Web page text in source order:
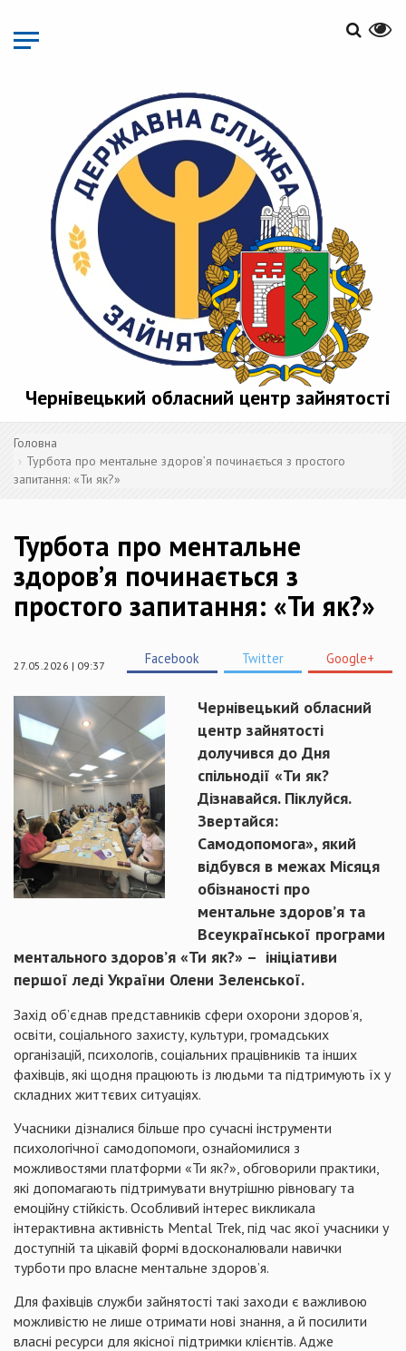
основного
матеріалу
Чернівецький обласний центр зайнятості
Головна
Турбота про ментальне здоров’я починається з простого
запитання: «Ти як?»
Турбота про ментальне
здоров’я починається з
простого запитання: «Ти як?»
27.05.2026 | 09:37 Facebook Twitter Google+
Чернівецький обласний
центр зайнятості
долучився до Дня
спільнодії «Ти як?
Дізнавайся. Піклуйся.
Звертайся:
Самодопомога», який
відбувся в межах Місяця
обізнаності про
ментальне здоров’я та
Всеукраїнської програми
ментального здоров’я «Ти як?» – ініціативи
першої леді України Олени Зеленської.
Захід об’єднав представників сфери охорони здоров’я,
освіти, соціального захисту, культури, громадських
організацій, психологів, соціальних працівників та інших
фахівців, які щодня працюють із людьми та підтримують їх у
складних життєвих ситуаціях.
Учасники дізналися більше про сучасні інструменти
психологічної самодопомоги, ознайомилися з
можливостями платформи «Ти як?», обговорили практики,
які допомагають підтримувати внутрішню рівновагу та
емоційну стійкість. Особливий інтерес викликала
інтерактивна активність Mental Trek, під час якої учасники у
доступній та цікавій формі вдосконалювали навички
турботи про власне ментальне здоров’я.
Для фахівців служби зайнятості такі заходи є важливою
можливістю не лише отримати нові знання, а й посилити
власні ресурси для якісної підтримки клієнтів. Адже